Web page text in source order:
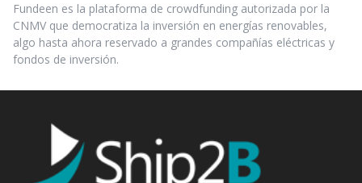
Fundeen es la plataforma de crowdfunding autorizada por la
CNMV que democratiza la inversión en energías renovables,
algo hasta ahora reservado a grandes compañías eléctricas y
fondos de inversión.